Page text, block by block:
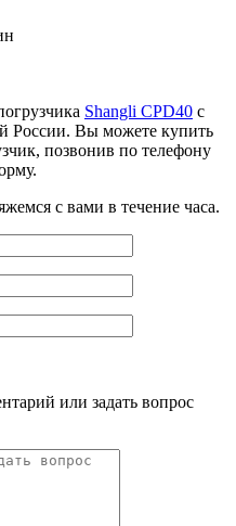
Shangli CPD40 с
России. Вы можете купить
позвонив по телефону
с вами в течение часа.
или задать вопрос